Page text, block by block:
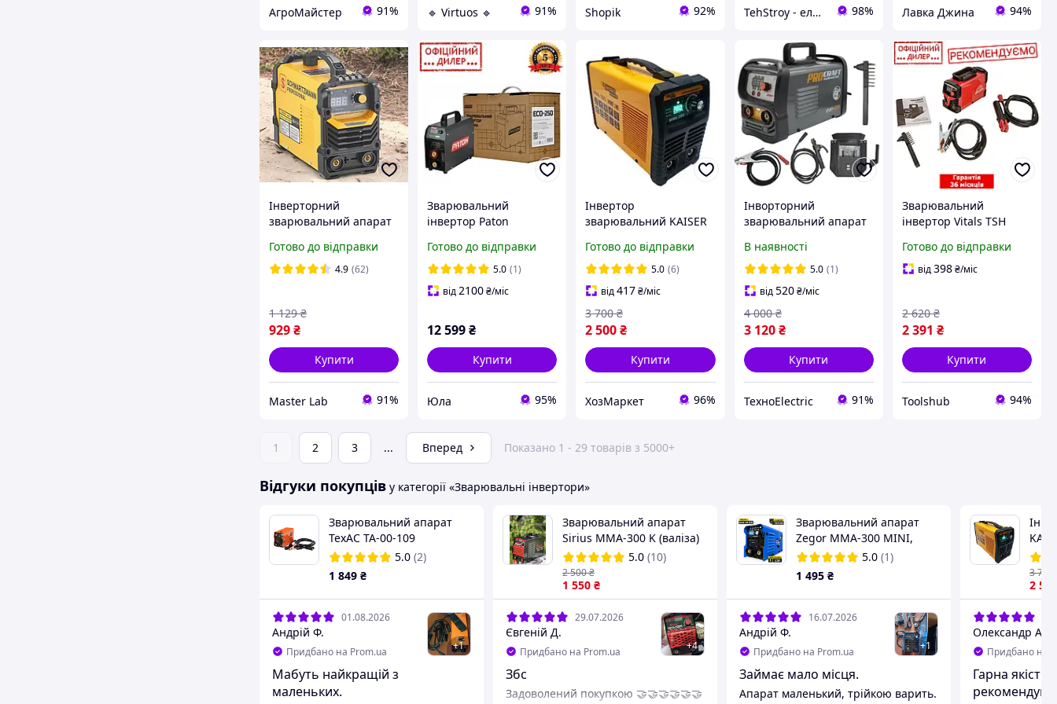
АгроМайстер 91% 🔹 Virtuos 🔹 91% Shopik 92% TehStroy - електроінструмент | садова техніка 98% Лавка Джина 94%
Інверторний
зварювальний апарат
зварювальний апарат
Готово до відправки
4.9 (62)
929₴
1 129 ₴
Купити
Master Lab 91%
Зварювальний
інвертор Paton
(ВДІ-250Е DC MMA)(8.8
кВт, 250 А) YLP
Готово до відправки
5.0 (1)
від2100₴/міс
12 599₴
Купити
Юла 95%
Інвертор
зварювальний KAISER
Готово до відправки
5.0 (6)
від417₴/міс
2 500₴
3 700 ₴
Купити
ХозМаркет 96%
Інворторний
зварювальний апарат
-320
В наявності
5.0 (1)
від520 ₴/міс
3 120 ₴
4 000 ₴
Купити
ТехноElectric 91%
Зварювальний
інвертор Vitals TSH
(230 В, 4.5 кВА, 140 А,
ММА / TIG Lift)
Готово до відправки
від398₴/міс
2 391 ₴
2 620 ₴
Купити
Toolshub 94%
1 2 3 ... Вперед Показано 1 - 29 товарів з 5000+
Відгуки покупців у категорії «Зварювальні інвертори»
Зварювальний апарат
ТехАС ТА-00-109
5.0 (2)
1 849 ₴
01.08.2026
Андрій Ф.
Придбано на Prom.ua +1
Мабуть найкращій з
маленьких.
Зварювальний апарат
Sirius MMA-300 K (валіза)
5.0 (10)
1 550 ₴
2 500₴
29.07.2026
Євгеній Д.
Придбано на Prom.ua +4
Збс
Задоволений покупкою 🤝🤝🤝🤝🤝🤝
Зварювальний апарат
Zegor MMA-300 MINI,
інверторний IGBT
(дисплей, 4,2 кВА)
5.0 (1)
1 495 ₴
16.07.2026
Андрій Ф.
Придбано на Prom.ua +1
Займає мало місця.
Апарат маленький, трійкою варить.
LINE
2 500
3 700
Олександр А.
Придбано на
Гарна якість
рекомендую